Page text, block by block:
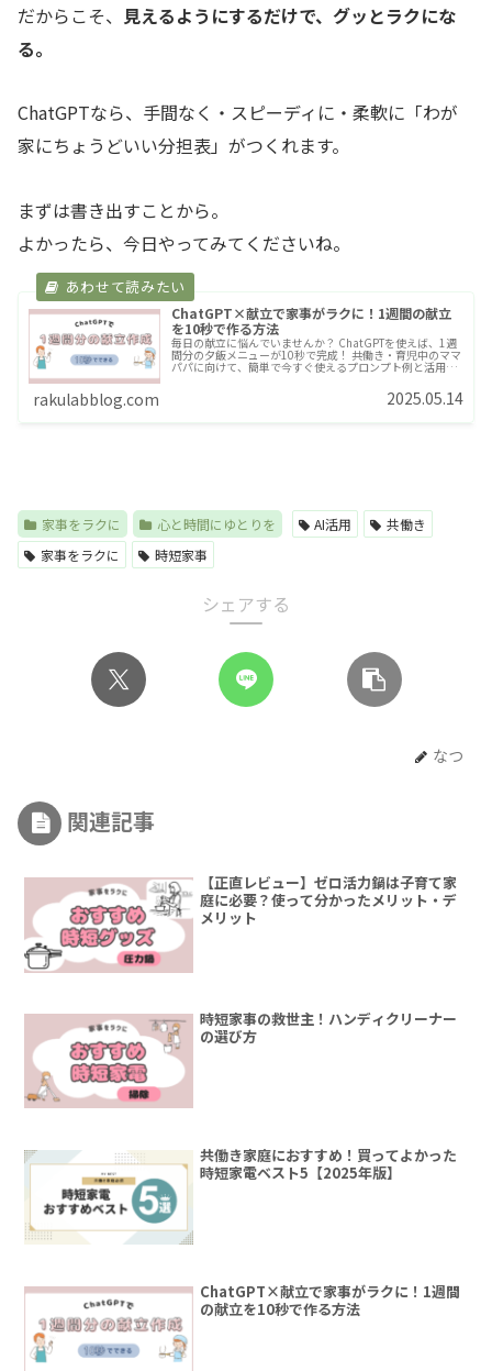
だからこそ、 見えるようにするだけで、グッとラクにな
る。
ChatGPTなら、手間なく・スピーディに・柔軟に「わが
家にちょうどいい分担表」がつくれます。
まずは書き出すことから。
よかったら、今日やってみてくださいね。
ChatGPT×献立で家事がラクに！1週間の献立
を10秒で作る方法
毎日の献立に悩んでいませんか？ ChatGPTを使えば、1週
間分の夕飯メニューが10秒で完成！ 共働き・育児中のママ
パパに向けて、簡単で今すぐ使えるプロンプト例と活用の
rakulabblog.com 2025.05.14
家事をラクに 心と時間にゆとりを AI活用
共働き
家事をラクに
時短家事
シェアする
なつ
関連記事
【正直レビュー】ゼロ活力鍋は子育て家
庭に必要？使って分かったメリット・デ
メリット
時短家事の救世主！ハンディクリーナー
の選び方
共働き家庭におすすめ！買ってよかった
時短家電ベスト5【2025年版】
ChatGPT×献立で家事がラクに！1週間
の献立を10秒で作る方法